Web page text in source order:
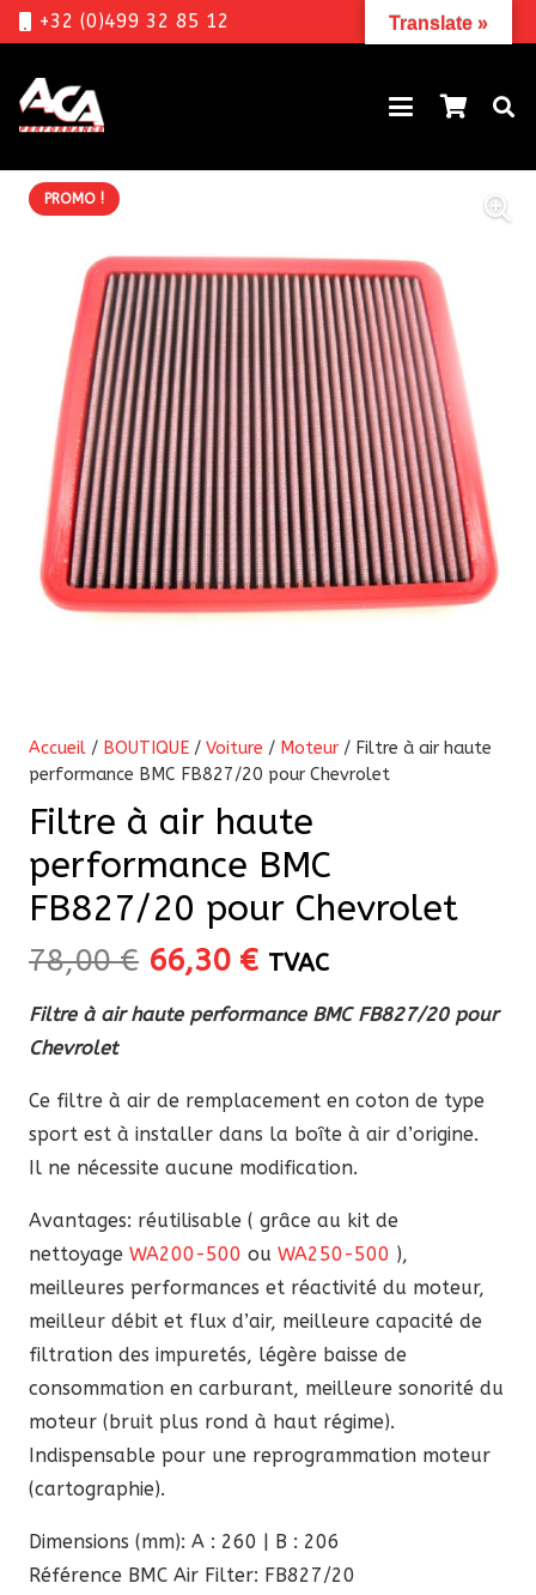
+32 (0)499 32 85 12
PROMO !
Accueil / BOUTIQUE / Voiture / Moteur / Filtre à air haute
performance BMC FB827/20 pour Chevrolet
Filtre à air haute
performance BMC
FB827/20 pour Chevrolet
78,00€ Le
initial
78,00 €.
66,30 €Le
actuel
66,30 €.
TVAC
Filtre à air haute performance BMC FB827/20 pour
Chevrolet
Ce filtre à air de remplacement en coton de type
sport est à installer dans la boîte à air d’origine.
Il ne nécessite aucune modification.
Avantages: réutilisable ( grâce au kit de
nettoyage WA200-500 ou WA250-500 ),
meilleures performances et réactivité du moteur,
meilleur débit et flux d’air, meilleure capacité de
filtration des impuretés, légère baisse de
consommation en carburant, meilleure sonorité du
moteur (bruit plus rond à haut régime).
Indispensable pour une reprogrammation moteur
(cartographie).
Dimensions (mm): A : 260 | B : 206
Référence BMC Air Filter: FB827/20
Translate »